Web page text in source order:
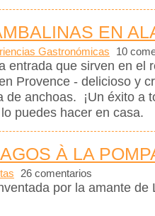
EN
Gastronómicas 10
entrada que sirven en el
Provence - delicioso y
de anchoas. ¡Un éxito a
puedes hacer en casa.
À LA
26 comentarios
por la amante de